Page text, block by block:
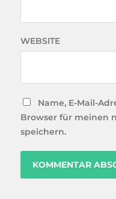
WEBSITE
Name, E-Mail-
Browser für meinen
speichern.